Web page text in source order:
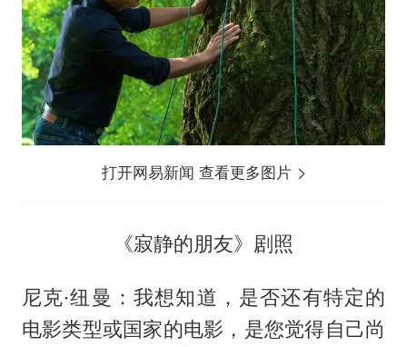
打开网易新闻 查看更多图片
《寂静的朋友》剧照
尼克·纽曼：我想知道，是否还有特定的
电影类型或国家的电影，是您觉得自己尚